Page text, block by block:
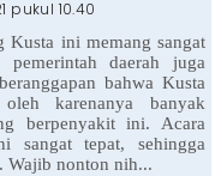
pukul 10.40
Kusta ini memang sangat
daerah juga
bahwa Kusta
karenanya banyak
berpenyakit ini. Acara
sangat tepat, sehingga
Wajib nonton nih...